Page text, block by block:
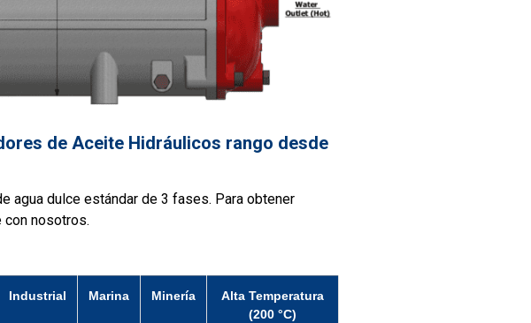
de Aceite Hidráulicos rango desde
agua dulce estándar de 3 fases. Para obtener
nosotros.
Industrial Marina Minería
Alta Temperatura
(200 °C)